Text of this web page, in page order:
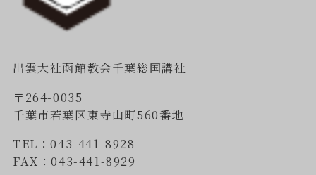
出雲大社函館教会千葉総国講社
〒264-0035
千葉市若葉区東寺山町560番地
TEL：043-441-8928
FAX：043-441-8929